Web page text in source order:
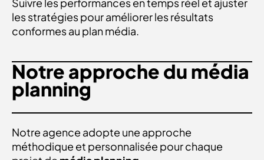
les stratégies pour améliorer les résultats
conformes au plan média.
Notre approche du média
planning
Notre agence adopte une approche
méthodique et personnalisée pour chaque